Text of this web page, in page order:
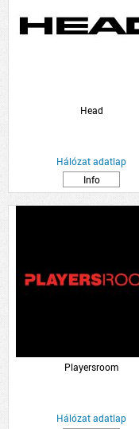
Head
Hálózat adatlap
Info
Playersroom
Hálózat adatlap